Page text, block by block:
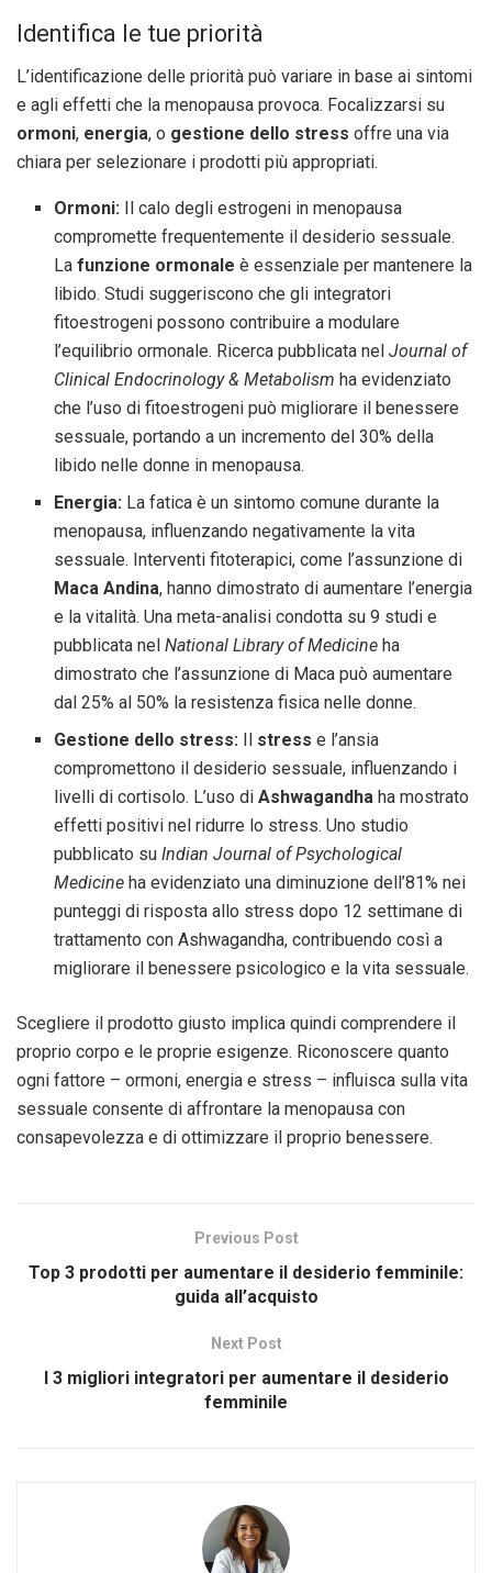
Identifica le tue priorità
L’identificazione delle priorità può variare in base ai sintomi
e agli effetti che la menopausa provoca. Focalizzarsi su
ormoni, energia, o gestione dello stress offre una via
chiara per selezionare i prodotti più appropriati.
Ormoni: Il calo degli estrogeni in menopausa
compromette frequentemente il desiderio sessuale.
Lafunzione ormonale è essenziale per mantenere la
libido. Studi suggeriscono che gli integratori
fitoestrogeni possono contribuire a modulare
l’equilibrio ormonale. Ricerca pubblicata nelJournal of
Clinical Endocrinology & Metabolism ha evidenziato
che l’uso di fitoestrogeni può migliorare il benessere
sessuale, portando a un incremento del 30% della
libido nelle donne in menopausa.
Energia: La fatica è un sintomo comune durante la
menopausa, influenzando negativamente la vita
sessuale. Interventi fitoterapici, come l’assunzione di
Maca Andina, hanno dimostrato di aumentare l’energia
e la vitalità. Una meta-analisi condotta su 9 studi e
pubblicata nelNational Library of Medicine ha
dimostrato che l’assunzione di Maca può aumentare
dal 25% al 50% la resistenza fisica nelle donne.
Gestione dello stress: Il stress e l’ansia
compromettono il desiderio sessuale, influenzando i
livelli di cortisolo. L’uso diAshwagandha ha mostrato
effetti positivi nel ridurre lo stress. Uno studio
pubblicato suIndian Journal of Psychological
Medicine ha evidenziato una diminuzione dell’81% nei
punteggi di risposta allo stress dopo 12 settimane di
trattamento con Ashwagandha, contribuendo così a
migliorare il benessere psicologico e la vita sessuale.
Scegliere il prodotto giusto implica quindi comprendere il
proprio corpo e le proprie esigenze. Riconoscere quanto
ogni fattore – ormoni, energia e stress – influisca sulla vita
sessuale consente di affrontare la menopausa con
consapevolezza e di ottimizzare il proprio benessere.
Previous Post
Top 3 prodotti per aumentare il desiderio femminile:
guida all’acquisto
Next Post
I 3 migliori integratori per aumentare il desiderio
femminile